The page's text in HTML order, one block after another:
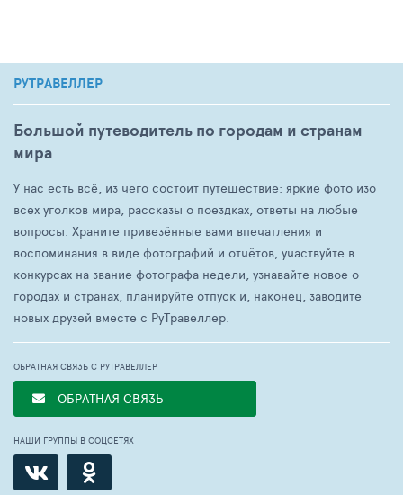
РУТРАВЕЛЛЕР
Большой путеводитель по городам и странам
мира
У нас есть всё, из чего состоит путешествие: яркие фото изо
всех уголков мира, рассказы о поездках, ответы на любые
вопросы. Храните привезённые вами впечатления и
воспоминания в виде фотографий и отчётов, участвуйте в
конкурсах на звание фотографа недели, узнавайте новое о
городах и странах, планируйте отпуск и, наконец, заводите
новых друзей вместе с РуТравеллер.
ОБРАТНАЯ СВЯЗЬ С РУТРАВЕЛЛЕР
ОБРАТНАЯ СВЯЗЬ
НАШИ ГРУППЫ В СОЦСЕТЯХ